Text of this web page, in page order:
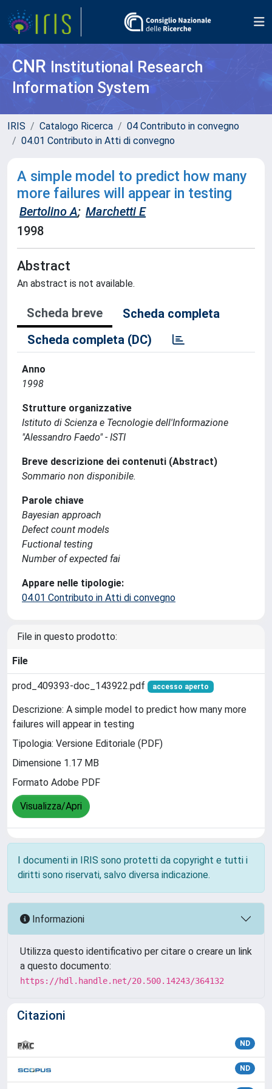
CNR Institutional Research
Information System
IRIS Catalogo Ricerca
04 Contributo in convegno
04.01 Contributo in Atti di convegno
A simple model to predict how many
more failures will appear in testing
Bertolino A; Marchetti E
1998
Abstract
An abstract is not available.
Scheda breve
Scheda completa
Scheda completa (DC)
Anno
1998
Strutture organizzative
Istituto di Scienza e Tecnologie dell'Informazione
"Alessandro Faedo" - ISTI
Breve descrizione dei contenuti (Abstract)
Sommario non disponibile.
Parole chiave
Bayesian approach
Defect count models
Fuctional testing
Number of expected fai
Appare nelle tipologie:
04.01 Contributo in Atti di convegno
File in questo prodotto:
File
prod_409393-doc_143922.pdf accesso aperto
Descrizione: A simple model to predict how many more
failures will appear in testing
Tipologia: Versione Editoriale (PDF)
Dimensione 1.17 MB
Formato Adobe PDF
Visualizza/Apri
I documenti in IRIS sono protetti da copyright e tutti i
diritti sono riservati, salvo diversa indicazione.
Informazioni
Utilizza questo identificativo per citare o creare un link
a questo documento:
https://hdl.handle.net/20.500.14243/364132
Citazioni
ND
ND